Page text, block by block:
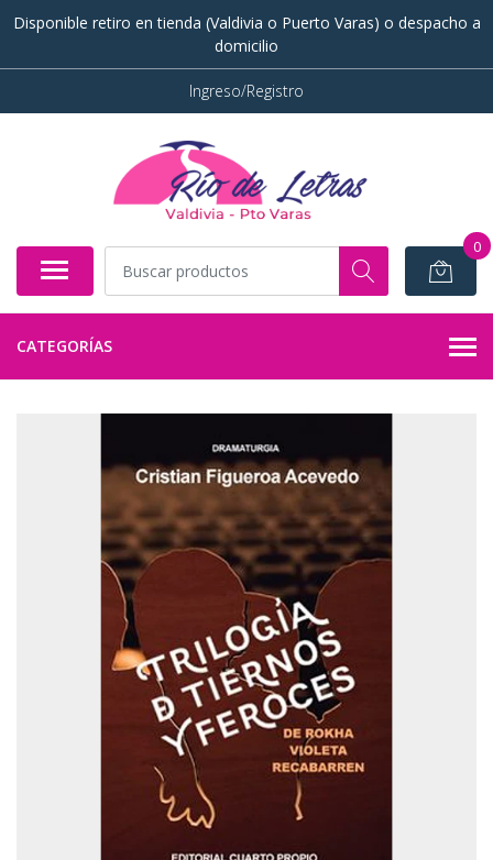
Disponible retiro en tienda (Valdivia o Puerto Varas) o despacho a
domicilio
Ingreso/Registro
0
CATEGORÍAS